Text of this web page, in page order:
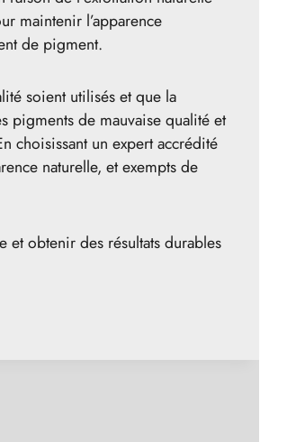
maintenir l’apparence
de pigment.
soient utilisés et que la
pigments de mauvaise qualité et
choisissant un expert accrédité
naturelle, et exempts de
obtenir des résultats durables